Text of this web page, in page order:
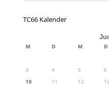
TC66 Kalender
M D M D
3
4 5 6
10
11 12 13